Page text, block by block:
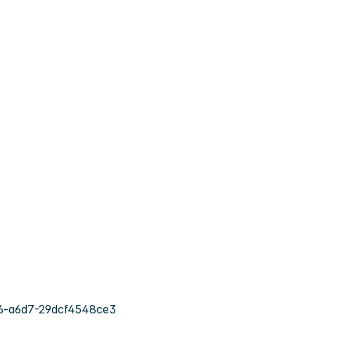
a6d7-29dcf4548ce3